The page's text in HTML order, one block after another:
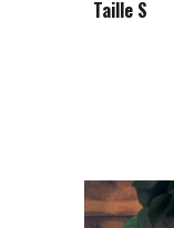
Taille S